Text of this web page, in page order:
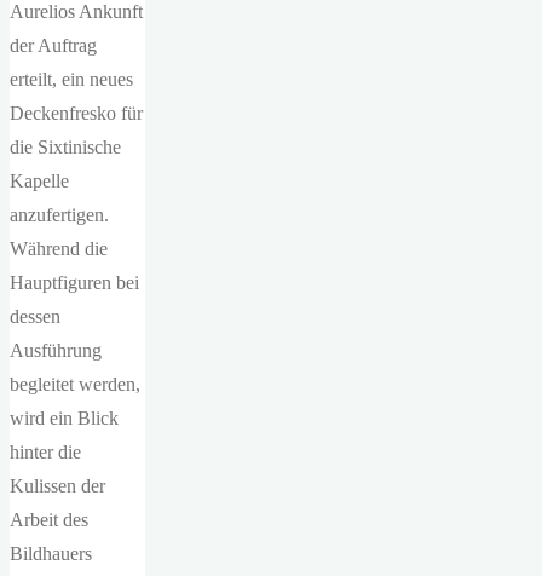
Aurelios Ankunft
der Auftrag
erteilt, ein neues
Deckenfresko für
die Sixtinische
Kapelle
anzufertigen.
Während die
Hauptfiguren bei
dessen
Ausführung
begleitet werden,
wird ein Blick
hinter die
Kulissen der
Arbeit des
Bildhauers